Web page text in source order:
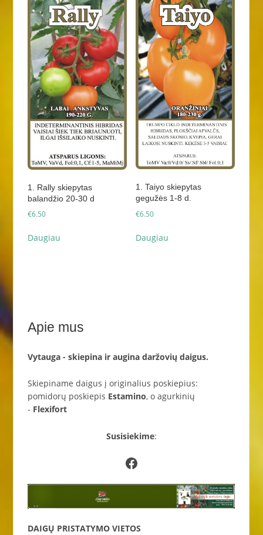
1. Rally skiepytas
balandžio 20-30 d
€6.50
Daugiau
1. Taiyo skiepytas
gegužės 1-8 d.
€6.50
Daugiau
Apie mus
Vytauga - skiepina ir augina daržovių daigus.
Skiepiname daigus į originalius poskiepius:
pomidorų poskiepis Estamino, o agurkinių
- Flexifort
Susisiekime:
Facebook
DAIGŲ PRISTATYMO VIETOS